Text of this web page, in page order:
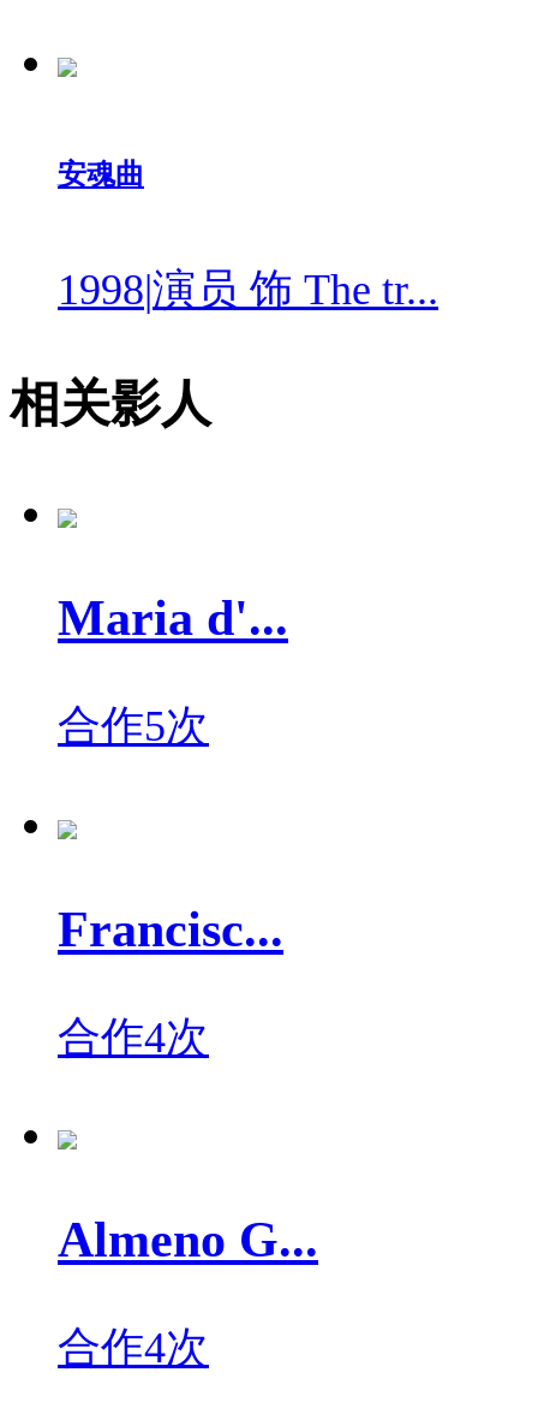
安魂曲
1998|演员 饰 The tr...
相关影人
Maria d'...
合作5次
Francisc...
合作4次
Almeno G...
合作4次